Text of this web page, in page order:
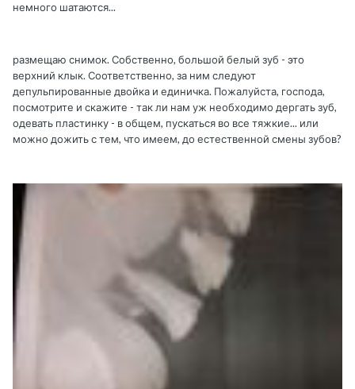
немного шатаются...
размещаю снимок. Собственно, большой белый зуб - это
верхний клык. Соответственно, за ним следуют
депульпированные двойка и единичка. Пожалуйста, господа,
посмотрите и скажите - так ли нам уж необходимо дергать зуб,
одевать пластинку - в общем, пускаться во все тяжкие... или
можно дожить с тем, что имеем, до естественной смены зубов?